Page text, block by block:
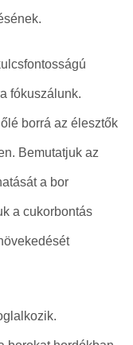
fókuszálunk.
borrá az élesztők
Bemutatjuk az
a bor
a cukorbontás